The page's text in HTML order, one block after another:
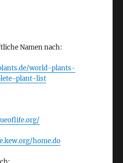
Namen nach:
world-plants-
plant-list
home.do